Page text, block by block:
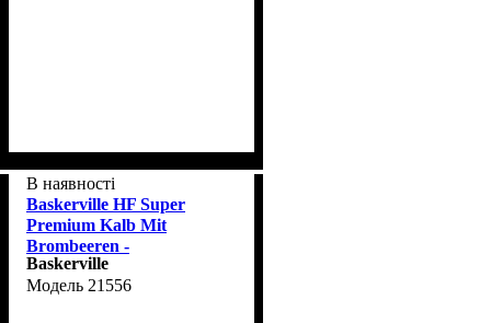
В наявності
Baskerville HF Super
Premium Kalb Mit
Brombeeren -
Консервований корм для
цуценят з телятиною та
Baskerville
21556